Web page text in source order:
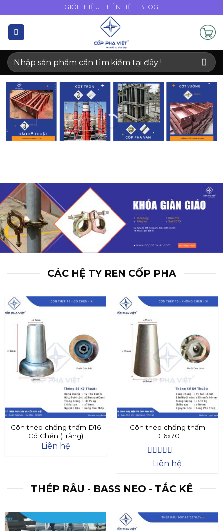
dung
GIỚI THIỆU LIÊN HỆ BLOG
Tìm
kiếm:
CÁC HỆ TY REN CỐP PHA
Côn thép chống thấm D16
Có Chén (Trắng)
Liên hệ
Côn thép chống thấm
D16x70
Được xếp
5
Liên hệ
THÉP RÂU - BASS NEO - TẮC KÊ